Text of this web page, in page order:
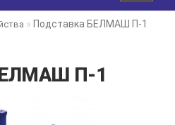
Подставка БЕЛМАШ П-1
П-1